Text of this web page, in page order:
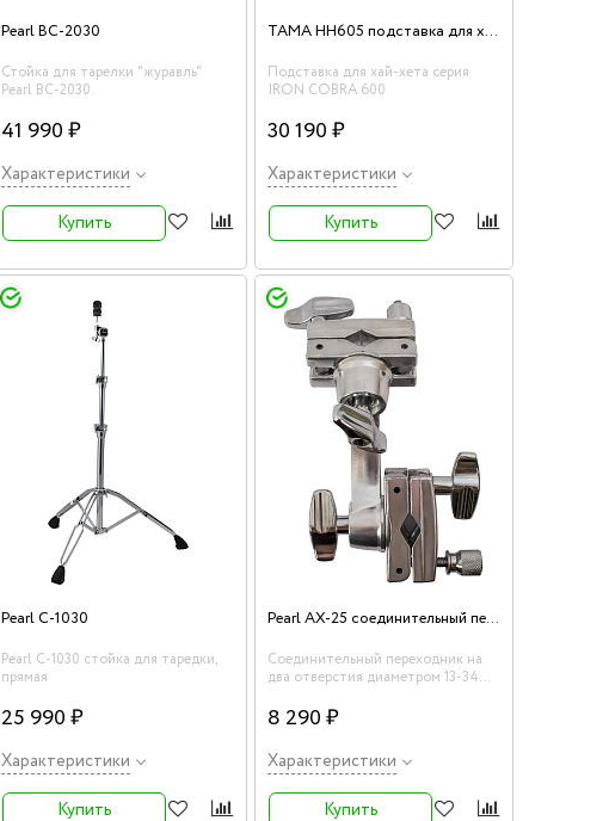
Pearl BC-2030
Стойка для тарелки "журавль"
Pearl BC-2030.
41 990 ₽
Характеристики
Купить
TAMA HH605 подставка для хай-хета серия IRON COBRA 600
Подставка для хай-хета серия
IRON COBRA 600
30 190 ₽
Характеристики
Купить
Pearl C-1030
Pearl C-1030 стойка для таредки,
прямая
25 990 ₽
Характеристики
Купить
Pearl AX-25 соединительный переходник, поворотные клэмпы
Соединительный переходник на
два отверстия диаметром 13-34
поворачиваются
8 290 ₽
Характеристики
Купить